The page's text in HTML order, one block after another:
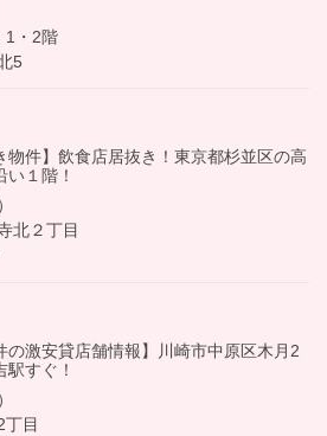
・2階
5
物件】飲食店居抜き！東京都杉並区の高
い１階！
北２丁目
の激安貸店舗情報】川崎市中原区木月2
すぐ！
目